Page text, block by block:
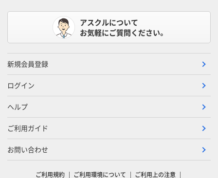
アスクルについて
お気軽にご質問ください。
新規会員登録
ログイン
ヘルプ
ご利用ガイド
お問い合わせ
ご利用規約 ご利用環境について ご利用上の注意